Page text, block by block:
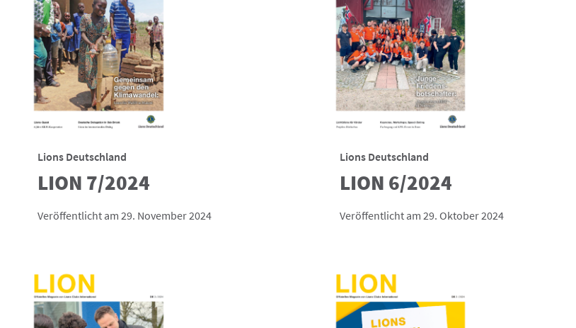
Lions Deutschland
LION 7/2024
Veröffentlicht am 29. November 2024
Lions Deutschland
LION 6/2024
Veröffentlicht am 29. Oktober 2024